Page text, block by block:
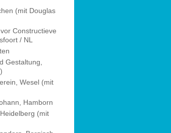
(mit Douglas
Constructieve
/ NL
Gestaltung,
Wesel (mit
Hamborn
(mit